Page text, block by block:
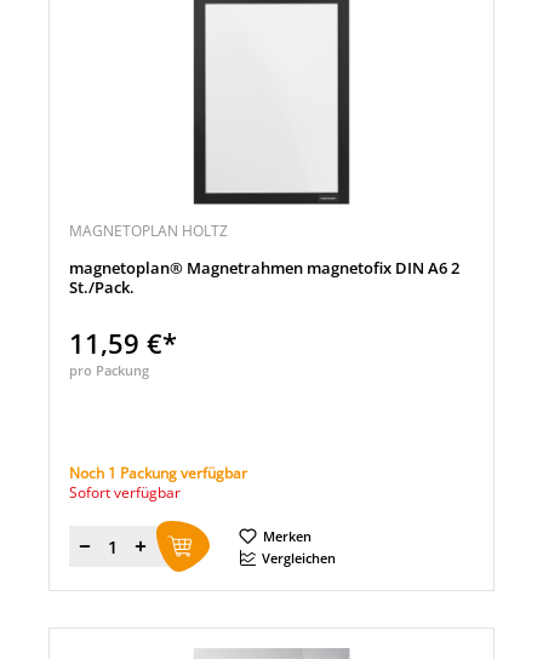
MAGNETOPLAN HOLTZ
magnetoplan® Magnetrahmen magnetofix DIN A6 2
St./Pack.
11,59 €*
pro Packung
Noch 1 Packung verfügbar
Sofort verfügbar
Menge
Merken
Vergleichen